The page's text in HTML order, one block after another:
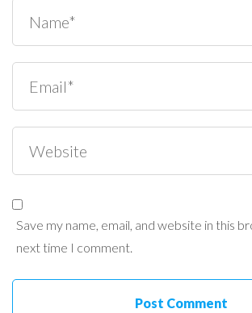
Save my name, email, and website in this
next time I comment.